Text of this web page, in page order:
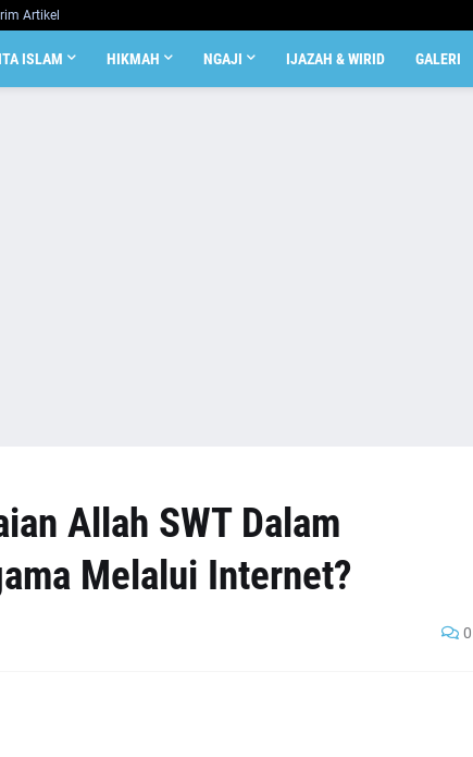
Artikel
ISLAM HIKMAH NGAJI IJAZAH & WIRID GALERI
Allah SWT Dalam
Melalui Internet?
0